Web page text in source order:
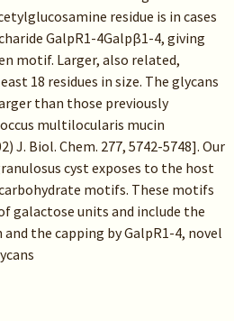
residue is in cases
GalpR1-4Galpβ1-4, giving
motif. Larger, also related,
18 residues in size. The glycans
than those previously
multilocularis mucin
J. Biol. Chem. 277, 5742-5748]. Our
cyst exposes to the host
motifs. These motifs
galactose units and include the
the capping by GalpR1-4, novel